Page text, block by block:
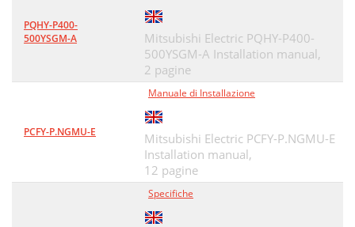
PQHY-P400-
500YSGM-A
Mitsubishi Electric PQHY-P400-
500YSGM-A Installation manual,
2 pagine
PCFY-P.NGMU-E
Manuale di Installazione
Mitsubishi Electric PCFY-P.NGMU-E
Installation manual,
12 pagine
Specifiche